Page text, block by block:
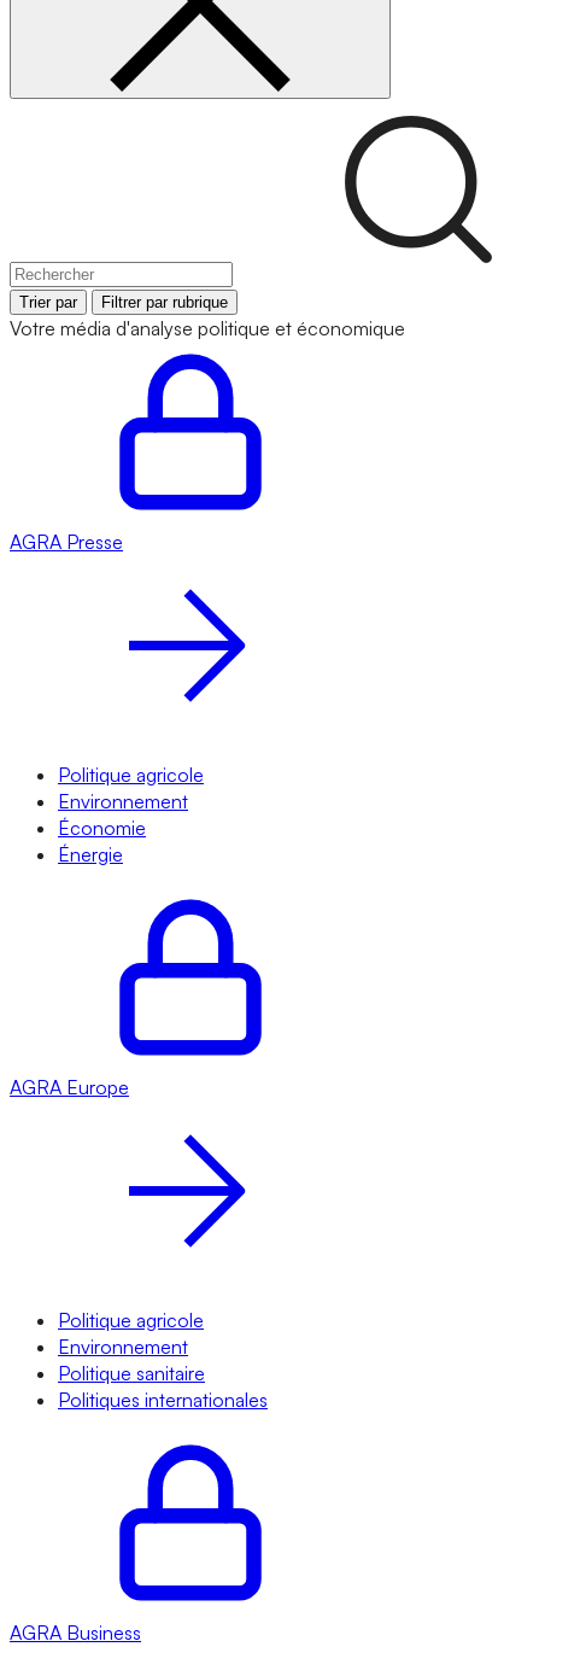
Trier par Filtrer par rubrique
Votre média d'analyse politique et économique
AGRA Presse
Politique agricole
Environnement
Économie
Énergie
AGRA Europe
Politique agricole
Environnement
Politique sanitaire
Politiques internationales
AGRA Business